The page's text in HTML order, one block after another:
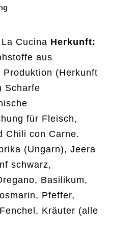
La Cucina Herkunft:
aus
Produktion (Herkunft
Scharfe
für Fleisch,
Chili con Carne.
(Ungarn), Jeera
schwarz,
Basilikum,
Pfeffer,
Kräuter (alle